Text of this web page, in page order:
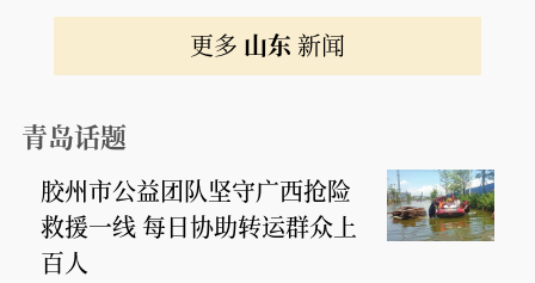
更多 山东 新闻
青岛话题
胶州市公益团队坚守广西抢险
救援一线 每日协助转运群众上
百人